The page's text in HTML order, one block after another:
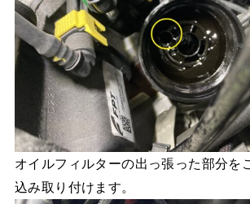
オイルフィルターの出っ張った部分を
込み取り付けます。